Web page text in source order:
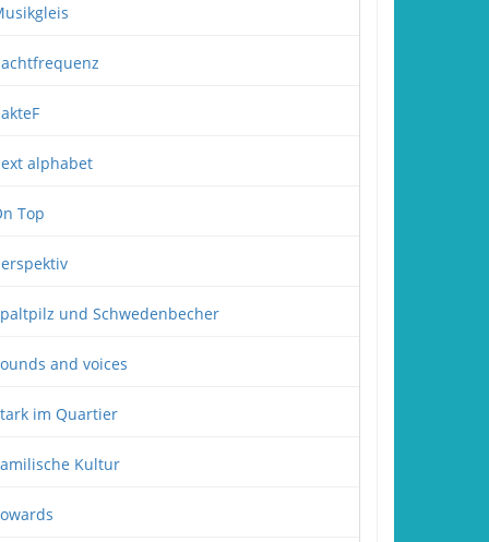
alphabet
Top
und Schwedenbecher
and voices
im Quartier
Kultur